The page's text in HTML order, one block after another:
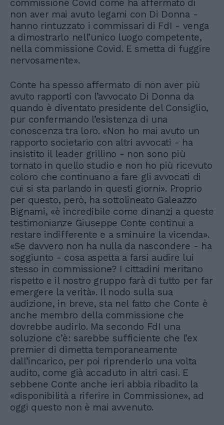
commissione Covid come ha affermato di
non aver mai avuto legami con Di Donna -
hanno rintuzzato i commissari di FdI - venga
a dimostrarlo nell’unico luogo competente,
nella commissione Covid. E smetta di fuggire
nervosamente».
Conte ha spesso affermato di non aver più
avuto rapporti con l’avvocato Di Donna da
quando è diventato presidente del Consiglio,
pur confermando l’esistenza di una
conoscenza tra loro. «Non ho mai avuto un
rapporto societario con altri avvocati - ha
insistito il leader grillino - non sono più
tornato in quello studio e non ho più ricevuto
coloro che continuano a fare gli avvocati di
cui si sta parlando in questi giorni». Proprio
per questo, però, ha sottolineato Galeazzo
Bignami, «è incredibile come dinanzi a queste
testimonianze Giuseppe Conte continui a
restare indifferente e a sminuire la vicenda».
«Se davvero non ha nulla da nascondere - ha
soggiunto - cosa aspetta a farsi audire lui
stesso in commissione? I cittadini meritano
rispetto e il nostro gruppo farà di tutto per far
emergere la verità». Il nodo sulla sua
audizione, in breve, sta nel fatto che Conte è
anche membro della commissione che
dovrebbe audirlo. Ma secondo FdI una
soluzione c’è: sarebbe sufficiente che l’ex
premier di dimetta temporaneamente
dall’incarico, per poi riprenderlo una volta
audito, come già accaduto in altri casi. E
sebbene Conte anche ieri abbia ribadito la
«disponibilità a riferire in Commissione», ad
oggi questo non è mai avvenuto.